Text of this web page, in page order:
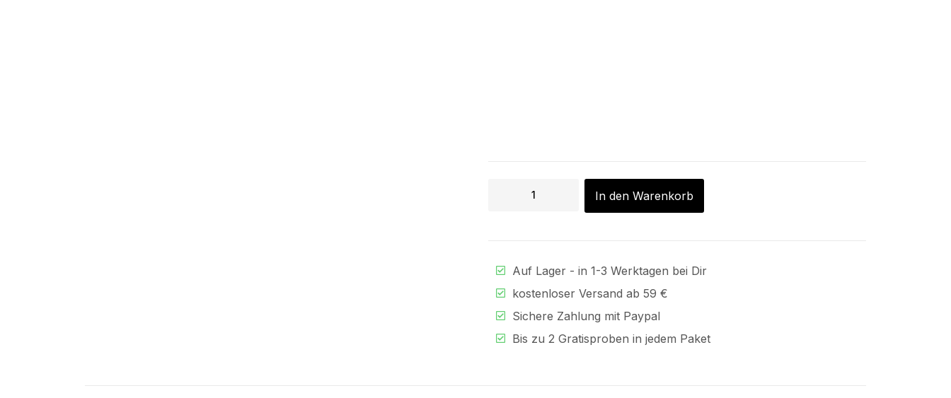
In den Warenkorb
Auf Lager - in 1-3 Werktagen bei Dir
kostenloser Versand ab 59 €
Sichere Zahlung mit Paypal
Bis zu 2 Gratisproben in jedem Paket